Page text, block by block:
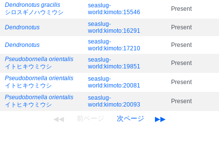
Dendronotus gracilis
シロスギノハウミウシ
seaslug-
world:kimoto:15546
Present
Dendronotus
seaslug-
world:kimoto:16291
Present
Dendronotus
seaslug-
world:kimoto:17210
Present
Pseudobornella orientalis
イトヒキウミウシ
seaslug-
world:kimoto:19851
Present
Pseudobornella orientalis
イトヒキウミウシ
seaslug-
world:kimoto:20081
Present
Pseudobornella orientalis
イトヒキウミウシ
seaslug-
world:kimoto:20093
Present